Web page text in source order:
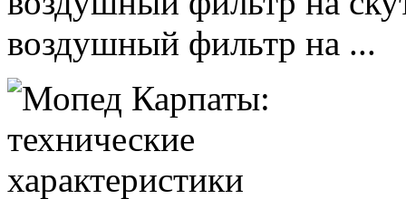
воздушный фильтр на ...